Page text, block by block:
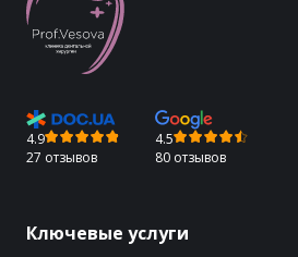
4.9
27 отзывов
4.5
80 отзывов
Ключевые услуги